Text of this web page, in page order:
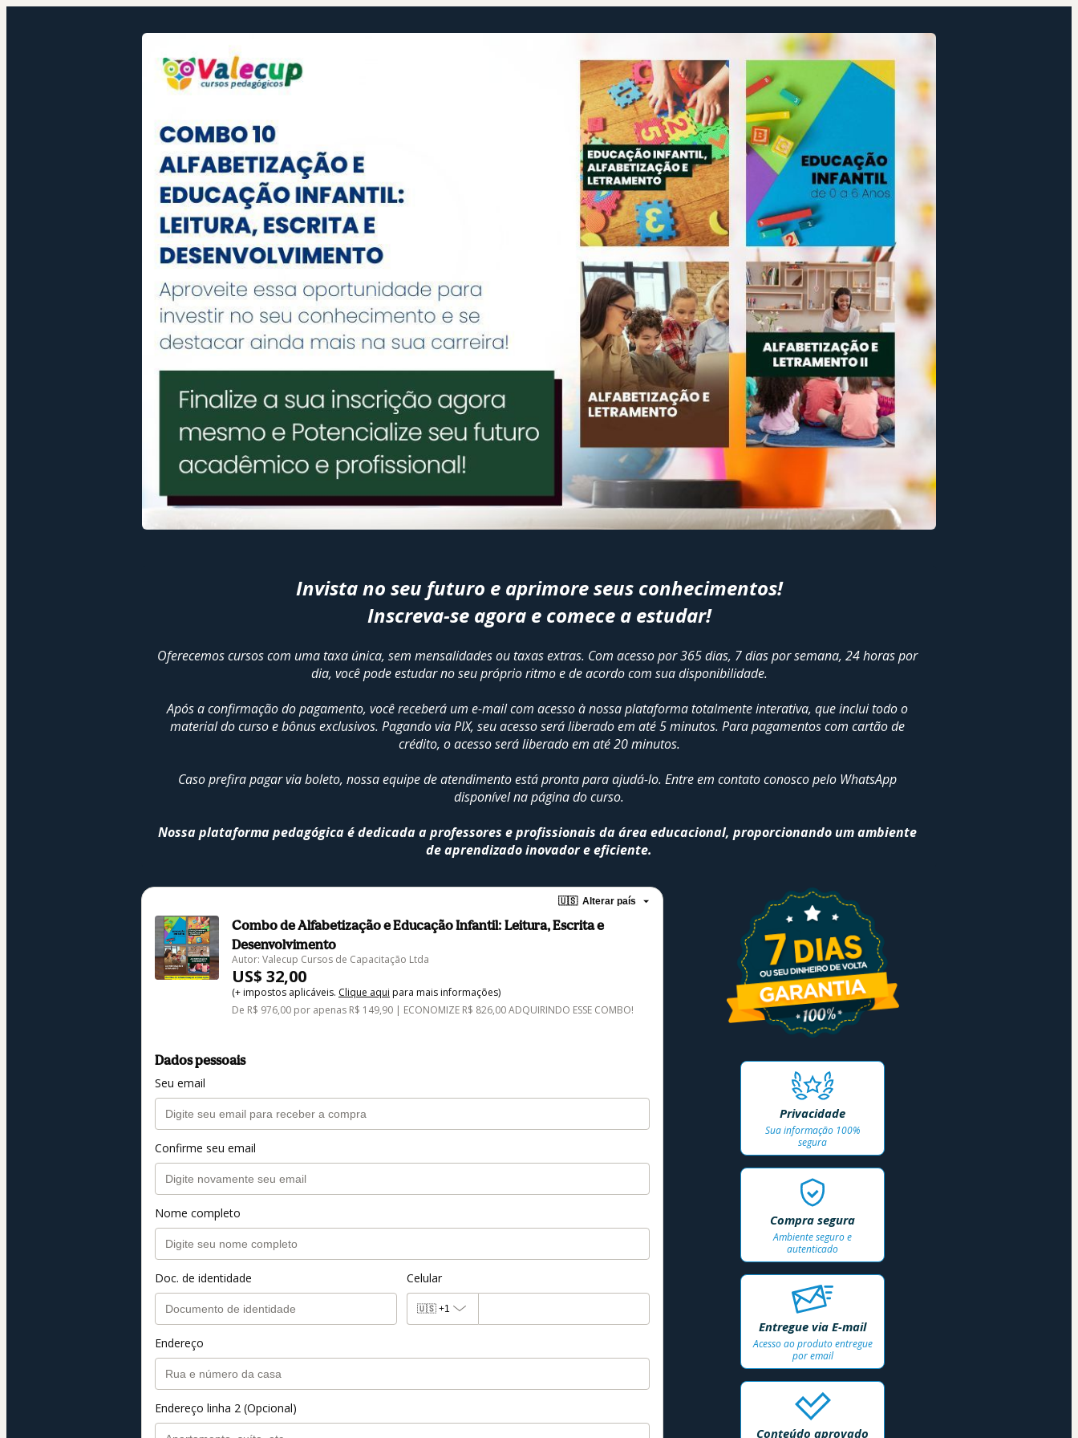
Invista no seu futuro e aprimore seus conhecimentos!
Inscreva-se agora e comece a estudar!
Oferecemos cursos com uma taxa única, sem mensalidades ou taxas extras. Com acesso por 365 dias, 7 dias por semana, 24 horas por
dia, você pode estudar no seu próprio ritmo e de acordo com sua disponibilidade.
Após a confirmação do pagamento, você receberá um e-mail com acesso à nossa plataforma totalmente interativa, que inclui todo o
material do curso e bônus exclusivos. Pagando via PIX, seu acesso será liberado em até 5 minutos. Para pagamentos com cartão de
crédito, o acesso será liberado em até 20 minutos.
Caso prefira pagar via boleto, nossa equipe de atendimento está pronta para ajudá-lo. Entre em contato conosco pelo WhatsApp
disponível na página do curso.
Nossa plataforma pedagógica é dedicada a professores e profissionais da área educacional, proporcionando um ambiente
de aprendizado inovador e eficiente.
🇺🇸 Alterar país
Combo de Alfabetização e Educação Infantil: Leitura, Escrita e
Desenvolvimento
Autor: Valecup Cursos de Capacitação Ltda
US$ 32,00
(+ impostos aplicáveis. Clique aqui para mais informações)
De R$ 976,00 por apenas R$ 149,90 | ECONOMIZE R$ 826,00 ADQUIRINDO ESSE COMBO!
Dados pessoais
Seu email
Confirme seu email
Nome completo
Doc. de identidade Celular
🇺🇸 +1
Endereço
Endereço linha 2 (Opcional)
Privacidade
Sua informação 100%
segura
Compra segura
Ambiente seguro e
autenticado
Entregue via E-mail
Acesso ao produto entregue
por email
Conteúdo aprovado